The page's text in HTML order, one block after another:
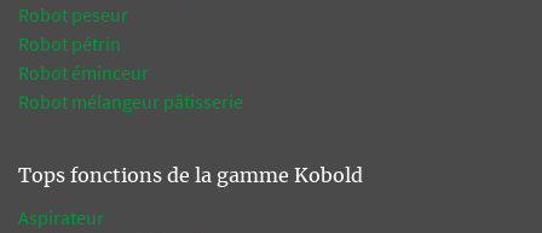
Robot peseur
Robot pétrin
Robot éminceur
Robot mélangeur pâtisserie
Tops fonctions de la gamme Kobold
Aspirateur